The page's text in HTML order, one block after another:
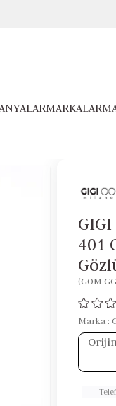
MARKALAR
401
(GOM
Marka :